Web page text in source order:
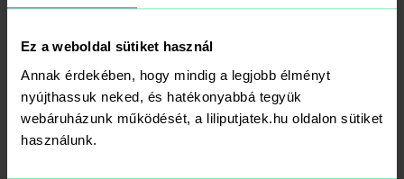
Ez a weboldal sütiket használ
Annak érdekében, hogy mindig a legjobb élményt
nyújthassuk neked, és hatékonyabbá tegyük
webáruházunk működését, a liliputjatek.hu oldalon sütiket
használunk.
Playmobil 71098
Sakura